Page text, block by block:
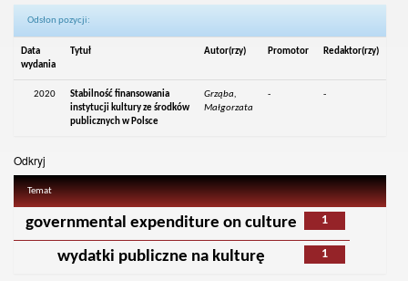
Odsłon pozycji:
Data
wydania
Tytuł Autor(rzy) Promotor Redaktor(rzy)
2020
Stabilność finansowania
instytucji kultury ze środków
publicznych w Polsce
Grząba,
Małgorzata
- -
Odkryj
Temat
1
governmental expenditure on culture
1
wydatki publiczne na kulturę